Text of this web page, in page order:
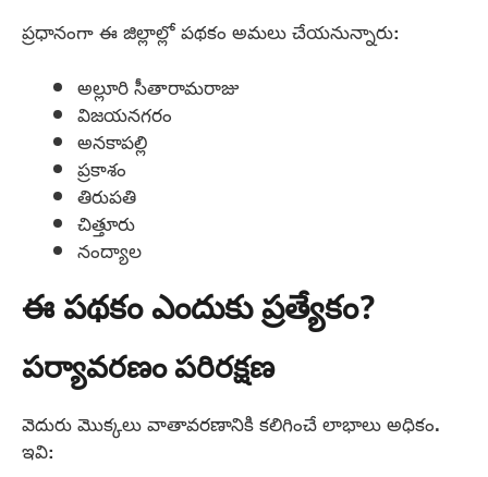
ప్రధానంగా ఈ జిల్లాల్లో పథకం అమలు చేయనున్నారు:
అల్లూరి సీతారామరాజు
విజయనగరం
అనకాపల్లి
ప్రకాశం
తిరుపతి
చిత్తూరు
నంద్యాల
ఈ పథకం ఎందుకు ప్రత్యేకం?
పర్యావరణం పరిరక్షణ
వెదురు మొక్కలు వాతావరణానికి కలిగించే లాభాలు అధికం.
ఇవి: